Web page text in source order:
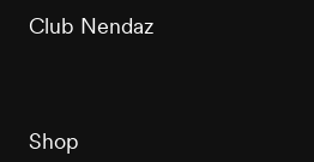
Club Nendaz
Shop